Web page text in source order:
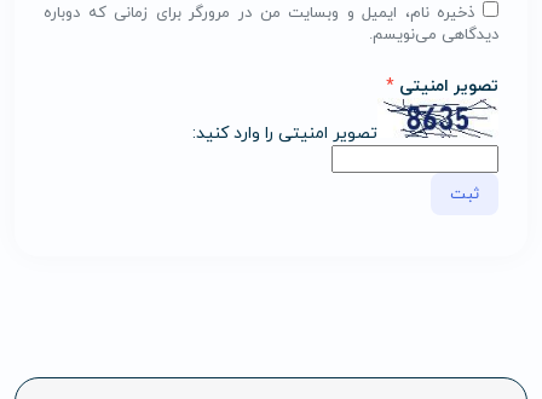
ذخیره نام، ایمیل و وبسایت من در مرورگر برای زمانی که دوباره
دیدگاهی می‌نویسم.
تصویر امنیتی *
تصویر امنیتی را وارد کنید: